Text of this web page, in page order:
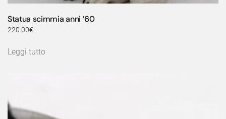
Statua scimmia anni ’60
220.00€
Leggi tutto